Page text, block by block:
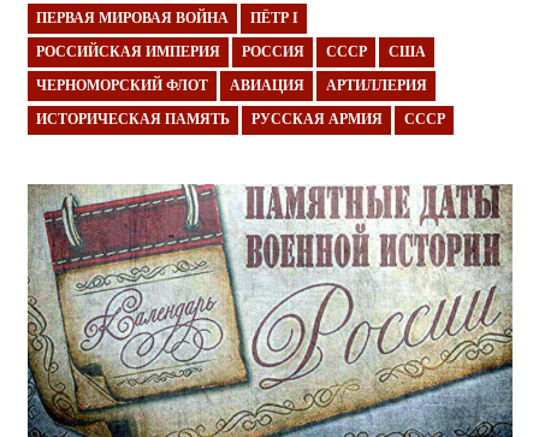
ПЕРВАЯ МИРОВАЯ ВОЙНА ПЁТР I
РОССИЙСКАЯ ИМПЕРИЯ РОССИЯ СССР США
ЧЕРНОМОРСКИЙ ФЛОТ АВИАЦИЯ АРТИЛЛЕРИЯ
ИСТОРИЧЕСКАЯ ПАМЯТЬ РУССКАЯ АРМИЯ СССР